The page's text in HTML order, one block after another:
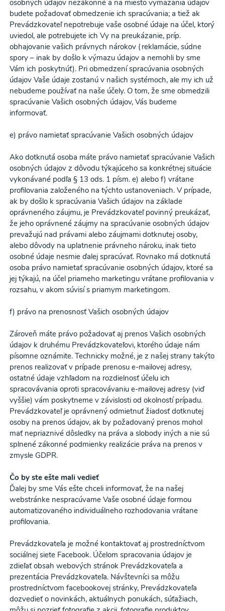
osobných údajov nezákonné a na miesto vymazania údajov
budete požadovať obmedzenie ich spracúvania; a tiež ak
Prevádzkovateľ nepotrebuje vaše osobné údaje na účel, ktorý
uviedol, ale potrebujete ich Vy na preukázanie, príp.
obhajovanie vašich právnych nárokov (reklamácie, súdne
spory – inak by došlo k výmazu údajov a nemohli by sme
Vám ich poskytnúť). Pri obmedzení spracúvania osobných
údajov Vaše údaje zostanú v našich systémoch, ale my ich už
nebudeme používať na naše účely. O tom, že sme obmedzili
spracúvanie Vašich osobných údajov, Vás budeme
informovať.
e) právo namietať spracúvanie Vašich osobných údajov
Ako dotknutá osoba máte právo namietať spracúvanie Vašich
osobných údajov z dôvodu týkajúceho sa konkrétnej situácie
vykonávané podľa § 13 ods. 1 písm. e) alebo f) vrátane
profilovania založeného na týchto ustanoveniach. V prípade,
ak by došlo k spracúvania Vašich údajov na základe
oprávneného záujmu, je Prevádzkovateľ povinný preukázať,
že jeho oprávnené záujmy na spracúvanie osobných údajov
prevažujú nad právami alebo záujmami dotknutej osoby,
alebo dôvody na uplatnenie právneho nároku, inak tieto
osobné údaje nesmie ďalej spracúvať. Rovnako má dotknutá
osoba právo namietať spracúvanie osobných údajov, ktoré sa
jej týkajú, na účel priameho marketingu vrátane profilovania v
rozsahu, v akom súvisí s priamym marketingom.
f) právo na prenosnosť Vašich osobných údajov
Zároveň máte právo požadovať aj prenos Vašich osobných
údajov k druhému Prevádzkovateľovi, ktorého údaje nám
písomne oznámite. Technicky možné, je z našej strany takýto
prenos realizovať v prípade prenosu e-mailovej adresy,
ostatné údaje vzhľadom na rozdielnosť účelu ich
spracovávania oproti spracovávaniu e-mailovej adresy (viď
vyššie) vám poskytneme v závislosti od okolností prípadu.
Prevádzkovateľ je oprávnený odmietnuť žiadosť dotknutej
osoby na prenos údajov, ak by požadovaný prenos mohol
mať nepriaznivé dôsledky na práva a slobody iných a nie sú
splnené zákonné podmienky realizácie práva na prenos v
zmysle GDPR.
Čo by ste ešte mali vedieť
Ďalej by sme Vás ešte chceli informovať, že na našej
webstránke nespracúvame Vaše osobné údaje formou
automatizovaného individuálneho rozhodovania vrátane
profilovania.
Prevádzkovateľa je možné kontaktovať aj prostredníctvom
sociálnej siete Facebook. Účelom spracovania údajov je
zdieľať obsah webových stránok Prevádzkovateľa a
prezentácia Prevádzkovateľa. Návštevníci sa môžu
prostredníctvom facebookovej stránky, Prevádzkovateľa
dozvedieť o novinkách, aktuálnych ponukách, súťažiach,